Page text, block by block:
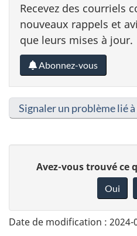
Recevez des courriels
nouveaux rappels et
que leurs mises à jour.
Abonnez-vous
Signaler un problème lié
n
Avez-vous trouvé ce
Oui
Date de modification : 2024-